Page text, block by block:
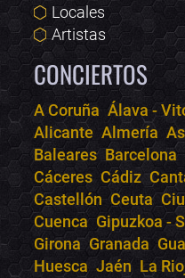
Locales
Artistas
CONCIERTOS
A Coruña Álava -
Alicante Almería
Baleares Barcelona
Cáceres Cádiz
Castellón Ceuta
Cuenca Gipuzkoa -
Girona Granada
Huesca Jaén La
Bololoco ·
Online · Te